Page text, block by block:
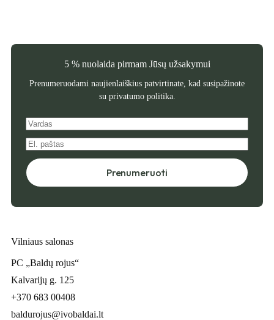
5 % nuolaida pirmam Jūsų užsakymui
Prenumeruodami naujienlaiškius patvirtinate, kad susipažinote
su privatumo politika.
Prenumeruoti
Vilniaus salonas
PC „Baldų rojus“
Kalvarijų g. 125
+370 683 00408
baldurojus@ivobaldai.lt